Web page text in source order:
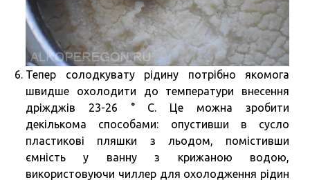
Тепер солодкувату рідину потрібно якомога
швидше охолодити до температури внесення
дріжджів 23-26 ° С. Це можна зробити
декількома способами: опустивши в сусло
пластикові пляшки з льодом, помістивши
ємність у ванну з крижаною водою,
використовуючи чиллер для охолодження рідин